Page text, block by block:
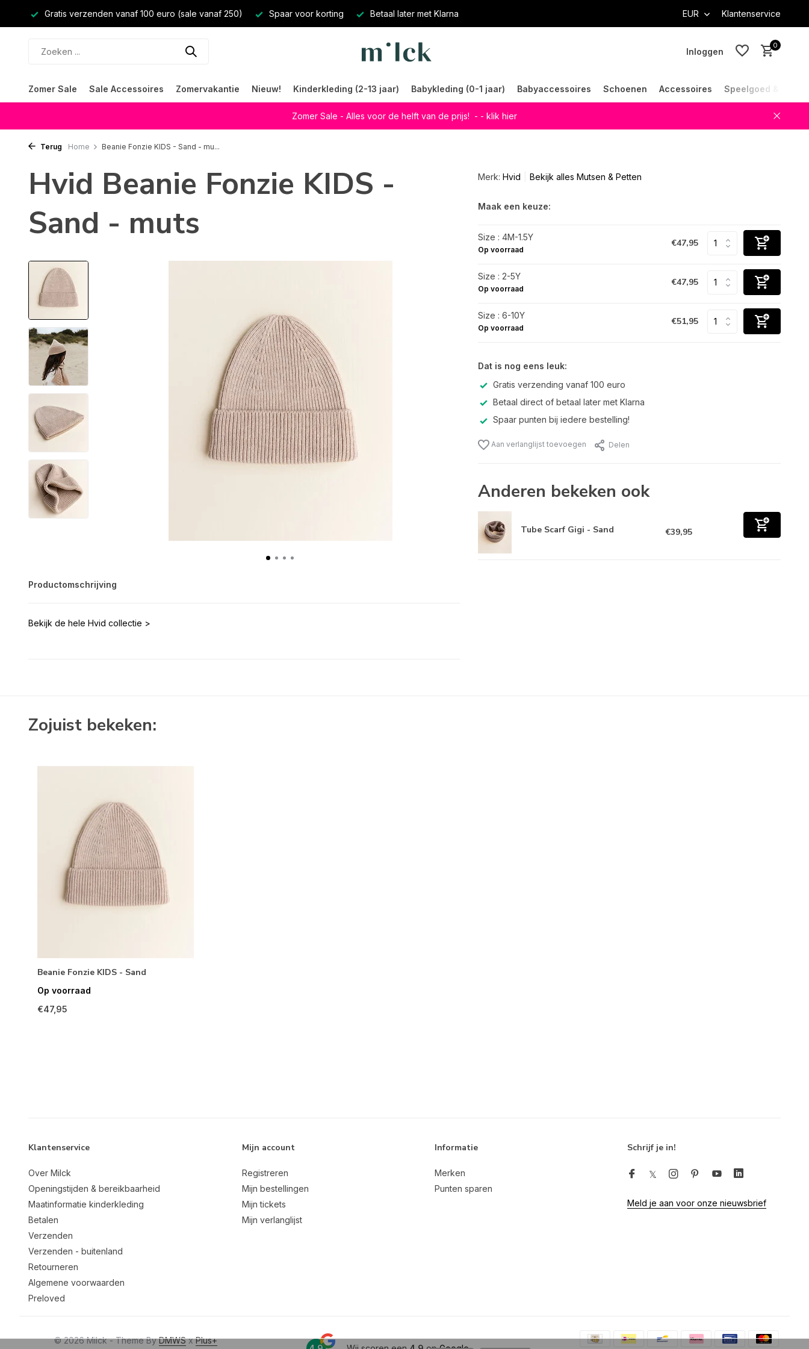
Gratis verzenden vanaf 100 euro (sale vanaf 250) Spaar voor korting Betaal later met Klarna EUR Klantenservice
Inloggen
0
Zomer Sale Sale Accessoires Zomervakantie Nieuw! Kinderkleding (2-13 jaar) Babykleding (0-1 jaar) Babyaccessoires Schoenen Accessoires Speelgoed &
Zomer Sale - Alles voor de helft van de prijs! - - klik hier
Terug Home Beanie Fonzie KIDS - Sand - mu...
Hvid Beanie Fonzie KIDS -
Sand - muts
Productomschrijving
Bekijk de hele Hvid collectie >
Merk: Hvid Bekijk alles Mutsen & Petten
Maak een keuze:
Size : 4M-1.5Y
Op voorraad
€47,95
Size : 2-5Y
Op voorraad
€47,95
Size : 6-10Y
Op voorraad
€51,95
Dat is nog eens leuk:
Gratis verzending vanaf 100 euro
Betaal direct of betaal later met Klarna
Spaar punten bij iedere bestelling!
Aan verlanglijst toevoegen Delen
Anderen bekeken ook
Tube Scarf Gigi - Sand €39,95
Zojuist bekeken:
Beanie Fonzie KIDS - Sand
Op voorraad
€47,95
Klantenservice
Over Milck
Openingstijden & bereikbaarheid
Maatinformatie kinderkleding
Betalen
Verzenden
Verzenden - buitenland
Retourneren
Algemene voorwaarden
Preloved
Mijn account
Registreren
Mijn bestellingen
Mijn tickets
Mijn verlanglijst
Informatie
Merken
Punten sparen
Schrijf je in!
Meld je aan voor onze nieuwsbrief
© 2026 Milck - Theme ByDMWSxPlus+